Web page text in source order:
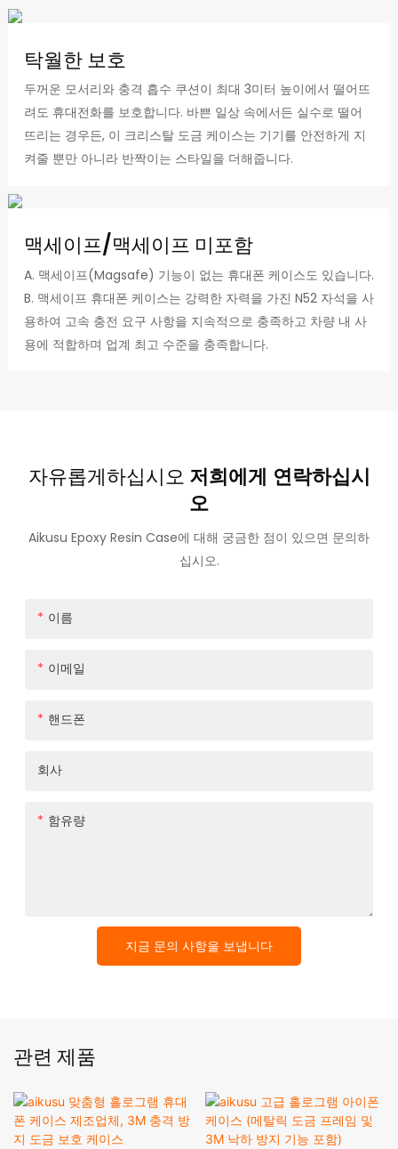
탁월한 보호
두꺼운 모서리와 충격 흡수 쿠션이 최대 3미터 높이에서 떨어뜨
려도 휴대전화를 보호합니다. 바쁜 일상 속에서든 실수로 떨어
뜨리는 경우든, 이 크리스탈 도금 케이스는 기기를 안전하게 지
켜줄 뿐만 아니라 반짝이는 스타일을 더해줍니다.
맥세이프/맥세이프 미포함
A. 맥세이프(Magsafe) 기능이 없는 휴대폰 케이스도 있습니다.
B. 맥세이프 휴대폰 케이스는 강력한 자력을 가진 N52 자석을 사
용하여 고속 충전 요구 사항을 지속적으로 충족하고 차량 내 사
용에 적합하며 업계 최고 수준을 충족합니다.
자유롭게하십시오 저희에게 연락하십시
오
Aikusu Epoxy Resin Case에 대해 궁금한 점이 있으면 문의하
십시오.
이름
이메일
핸드폰
회사
함유량
지금 문의 사항을 보냅니다
관련 제품